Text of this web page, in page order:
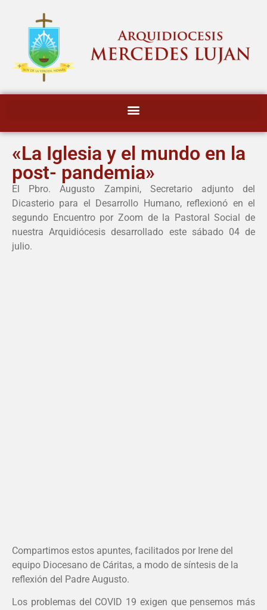
«La Iglesia y el mundo en la
post- pandemia»
El Pbro. Augusto Zampini, Secretario adjunto del
Dicasterio para el Desarrollo Humano, reflexionó en el
segundo Encuentro por Zoom de la Pastoral Social de
nuestra Arquidiócesis desarrollado este sábado 04 de
julio.
Compartimos estos apuntes, facilitados por Irene del
equipo Diocesano de Cáritas, a modo de síntesis de la
reflexión del Padre Augusto.
Los problemas del COVID 19 exigen que pensemos más